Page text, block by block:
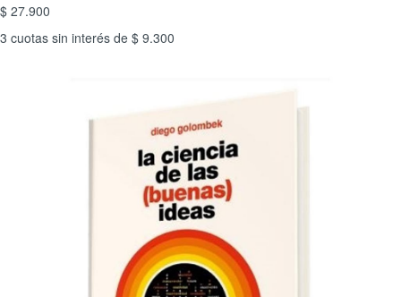
$ 27.900
3 cuotas sin interés de $ 9.300